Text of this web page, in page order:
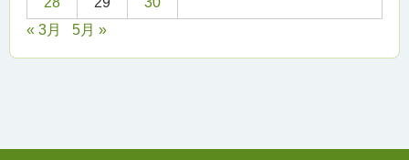
« 3月
5月 »